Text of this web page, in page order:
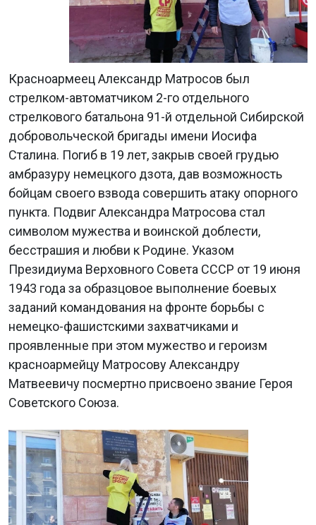
Красноармеец Александр Матросов был
стрелком-автоматчиком 2-го отдельного
стрелкового батальона 91-й отдельной Сибирской
добровольческой бригады имени Иосифа
Сталина. Погиб в 19 лет, закрыв своей грудью
амбразуру немецкого дзота, дав возможность
бойцам своего взвода совершить атаку опорного
пункта. Подвиг Александра Матросова стал
символом мужества и воинской доблести,
бесстрашия и любви к Родине. Указом
Президиума Верховного Совета СССР от 19 июня
1943 года за образцовое выполнение боевых
заданий командования на фронте борьбы с
немецко-фашистскими захватчиками и
проявленные при этом мужество и героизм
красноармейцу Матросову Александру
Матвеевичу посмертно присвоено звание Героя
Советского Союза.